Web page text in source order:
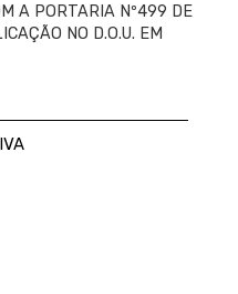
A PORTARIA Nº499 DE
NO D.O.U. EM